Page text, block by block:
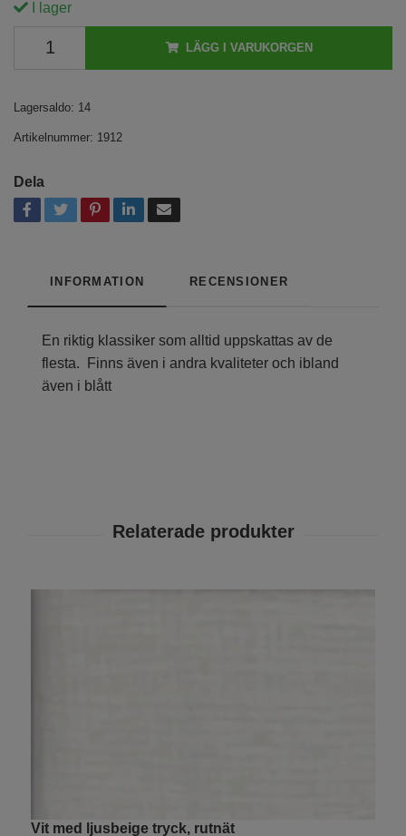
I lager
LÄGG I VARUKORGEN
Lagersaldo: 14
Artikelnummer: 1912
Dela
INFORMATION RECENSIONER
En riktig klassiker som alltid uppskattas av de
flesta. Finns även i andra kvaliteter och ibland
även i blått
Vit med ljusbeige tryck, rutnät